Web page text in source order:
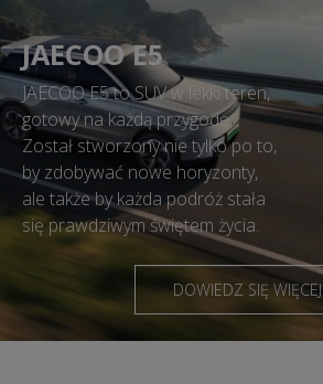
JAECOO E5
JAECOO E5 to SUV w lekki teren,
gotowy na każdą przygodę.
Został stworzony nie tylko po to,
by zdobywać nowe horyzonty,
ale także by każda podróż stała
się prawdziwym świętem życia.
DOWIEDZ SIĘ WIĘCEJ